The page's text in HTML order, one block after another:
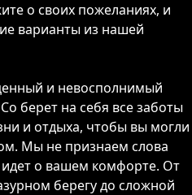
о своих пожеланиях, и
варианты из нашей
и невосполнимый
берет на себя все заботы
и отдыха, чтобы вы могли
Мы не признаем слова
о вашем комфорте. От
берегу до сложной